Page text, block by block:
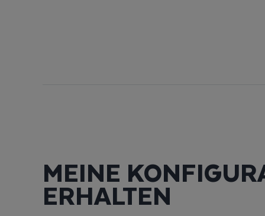
MEINE
ERHALTEN